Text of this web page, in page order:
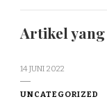
Artikel
14 JUNI 2022
UNCATEGORIZED